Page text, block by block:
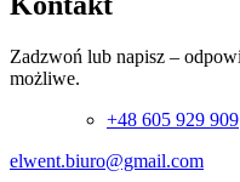
Zadzwoń lub napisz –
możliwe.
+48 605 929 909
elwent.biuro@gmail.com